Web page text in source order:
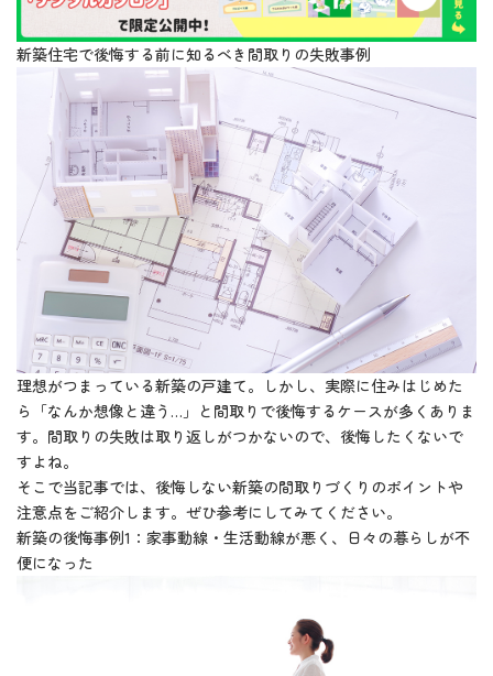
新築住宅で後悔する前に知るべき間取りの失敗事例
理想がつまっている新築の戸建て。しかし、実際に住みはじめた
ら「なんか想像と違う…」と間取りで後悔するケースが多くありま
す。間取りの失敗は取り返しがつかないので、後悔したくないで
すよね。
そこで当記事では、後悔しない新築の間取りづくりのポイントや
注意点をご紹介します。ぜひ参考にしてみてください。
新築の後悔事例1：家事動線・生活動線が悪く、日々の暮らしが不
便になった